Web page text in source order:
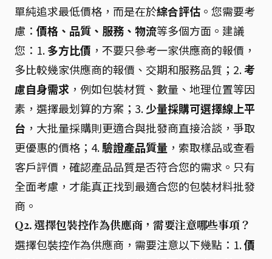
單純追求最低價格，而是在於綜合評估 。您需要考
慮： 價格、品質、服務、物流等多個方面。建議
您：1.多方比價 ，不要只參考一家供應商的報價，
多比較幾家供應商的報價、交期和服務品質；2.考
慮自身需求 ，例如包裝材質、數量、地理位置等因
素，選擇最划算的方案；3.少量採購可選擇線上平
台 ，大批量採購則更適合與批發商直接洽談，爭取
更優惠的價格；4.驗證產品質量 ，索取樣品或查看
客戶評價，確認產品品質是否符合您的需求。只有
全面考慮，才能真正找到最適合您的包裝材料批發
商。
Q2. 選擇包裝控作為供應商，需要注意哪些事項？
選擇包裝控作為供應商，需要注意以下幾點：1.價